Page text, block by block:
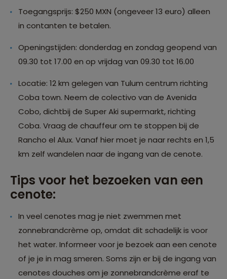
Toegangsprijs: $250 MXN (ongeveer 13 euro) alleen
in contanten te betalen.
Openingstijden: donderdag en zondag geopend van
09.30 tot 17.00 en op vrijdag van 09.30 tot 16.00
Locatie: 12 km gelegen van Tulum centrum richting
Coba town. Neem de colectivo van de Avenida
Cobo, dichtbij de Super Aki supermarkt, richting
Coba. Vraag de chauffeur om te stoppen bij de
Rancho el Alux. Vanaf hier moet je naar rechts en 1,5
km zelf wandelen naar de ingang van de cenote.
Tips voor het bezoeken van een
cenote:
In veel cenotes mag je niet zwemmen met
zonnebrandcrème op, omdat dit schadelijk is voor
het water. Informeer voor je bezoek aan een cenote
of je je in mag smeren. Soms zijn er bij de ingang van
cenotes douches om je zonnebrandcrème eraf te